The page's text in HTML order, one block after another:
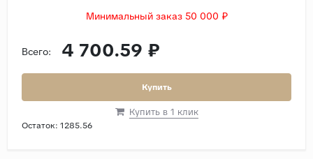
Минимальный заказ 50 000 ₽
Всего: 4 700.59 ₽
Купить
Купить в 1 клик
Остаток: 1285.56